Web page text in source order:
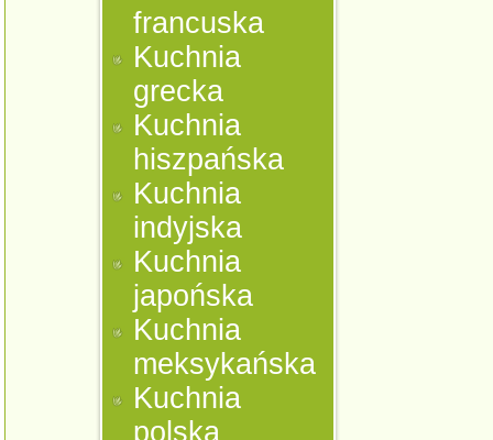
francuska
Kuchnia
grecka
Kuchnia
hiszpańska
Kuchnia
indyjska
Kuchnia
japońska
Kuchnia
meksykańska
Kuchnia
polska